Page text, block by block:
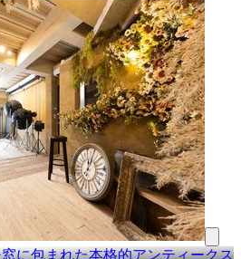
に包まれた本格的アンティークス